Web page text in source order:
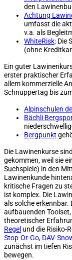
den
Achtung
umfasst die
v.a. als
WhiteRisk: Die
(ohne
Ein guter
erster praktischer
allem kommerzielle
Schnuppertag bis
Alpinschulen
Bächli
Bergpunkt
Die Lawinenkurse
gekommen, weil sie
Suchspiele) in den
Lawinenkunde
kritische Fragen zu
ist komplex. Die
als solche erkennbar.
aufbauenden
theoretischer
Regel und die Risiko-
Stop-Or-Go, DAV-
zunächst im tiefen
bewegen.